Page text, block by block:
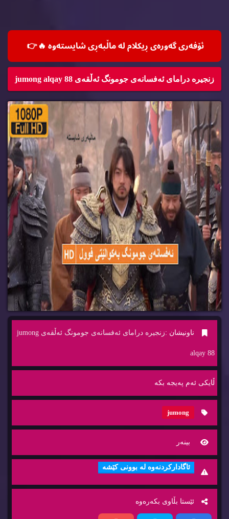
ئۆفه‌ری گه‌وره‌ی ڕیكلام له‌ ماڵپه‌ڕی شایسته‌وه‌ 🔥👉
زنجیره‌ درامای ئه‌فسانه‌ی جومونگ ئه‌ڵقه‌ی jumong alqay 88
ناونیشان : زنجیره‌ درامای ئه‌فسانه‌ی جومونگ ئه‌ڵقه‌ی jumong
alqay 88
ڵایكی ئه‌م په‌یجه‌ بكه‌
jumong
بینه‌ر
ئاگاداركردنه‌وه‌ له‌ بوونی كێشه‌
ئێستا بڵاوی بكه‌ره‌وه‌